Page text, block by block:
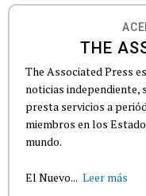
THE
The Associated Press
noticias independiente,
presta servicios a
miembros en los
mundo.
El Nuevo... Leer más